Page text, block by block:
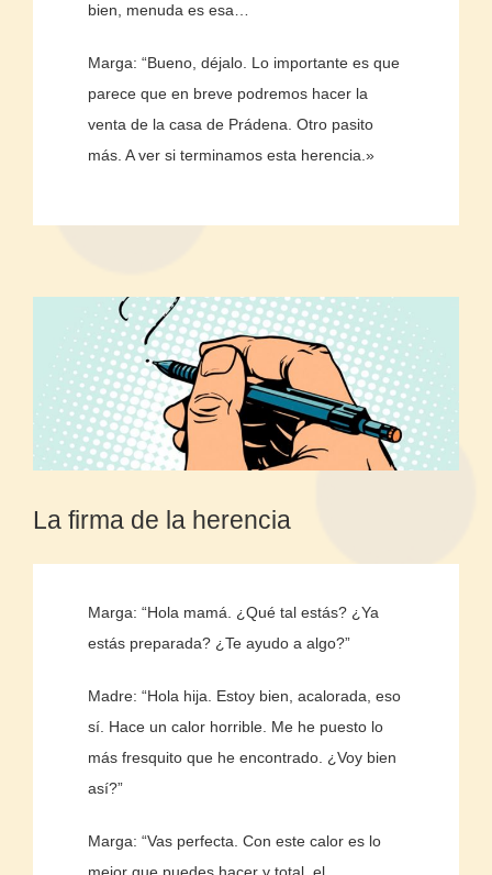
bien, menuda es esa…
Marga: “Bueno, déjalo. Lo importante es que
parece que en breve podremos hacer la
venta de la casa de Prádena. Otro pasito
más. A ver si terminamos esta herencia.»
La firma de la herencia
Marga: “Hola mamá. ¿Qué tal estás? ¿Ya
estás preparada? ¿Te ayudo a algo?”
Madre: “Hola hija. Estoy bien, acalorada, eso
sí. Hace un calor horrible. Me he puesto lo
más fresquito que he encontrado. ¿Voy bien
así?”
Marga: “Vas perfecta. Con este calor es lo